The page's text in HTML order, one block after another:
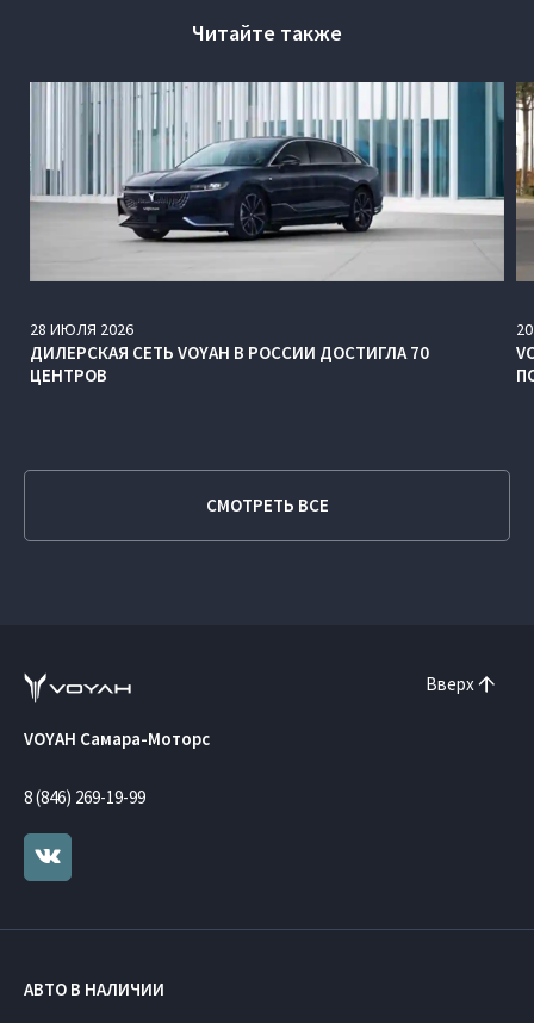
Читайте также
28 ИЮЛЯ 2026
ДИЛЕРСКАЯ СЕТЬ VOYAH В РОССИИ ДОСТИГЛА 70
ЦЕНТРОВ
20
СМОТРЕТЬ ВСЕ
Вверх
VOYAH Самара-Моторс
8 (846) 269-19-99
АВТО В НАЛИЧИИ